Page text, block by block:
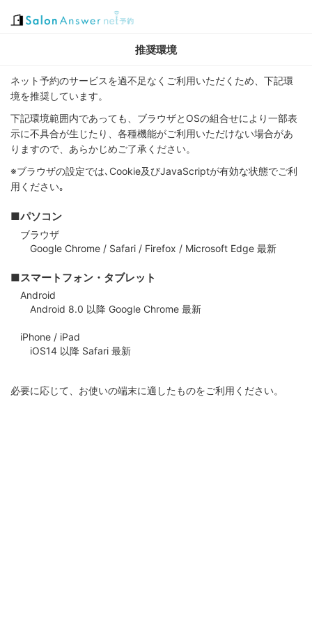
推奨環境
ネット予約のサービスを過不足なくご利用いただくため、下記環
境を推奨しています。
下記環境範囲内であっても、ブラウザとOSの組合せにより一部表
示に不具合が生じたり、各種機能がご利用いただけない場合があ
りますので、あらかじめご了承ください。
※ブラウザの設定では､Cookie及びJavaScriptが有効な状態でご利
用ください｡
■パソコン
ブラウザ
Google Chrome / Safari / Firefox / Microsoft Edge 最新
■スマートフォン・タブレット
Android
Android 8.0 以降 Google Chrome 最新
iPhone / iPad
iOS14 以降 Safari 最新
必要に応じて、お使いの端末に適したものをご利用ください。